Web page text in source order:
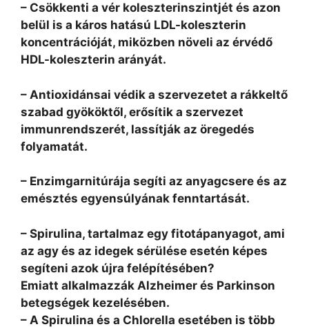
– Csökkenti a vér koleszterinszintjét és azon
belül is a káros hatású LDL-koleszterin
koncentrációját, miközben növeli az érvédő
HDL-koleszterin arányát.
– Antioxidánsai védik a szervezetet a rákkeltő
szabad gyököktől, erősítik a szervezet
immunrendszerét, lassítják az öregedés
folyamatát.
– Enzimgarnitúrája segíti az anyagcsere és az
emésztés egyensúlyának fenntartását.
– Spirulina, tartalmaz egy fitotápanyagot, ami
az agy és az idegek sérülése esetén képes
segíteni azok újra felépítésében?
Emiatt alkalmazzák Alzheimer és Parkinson
betegségek kezelésében.
– A Spirulina és a Chlorella esetében is több